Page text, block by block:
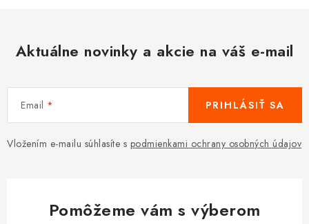
Aktuálne novinky a akcie na váš e-mail
Email
Vložením e-mailu súhlasíte s podmienkami ochrany osobných údajov
PRIHLÁSIŤ SA
Pomôžeme vám s výberom